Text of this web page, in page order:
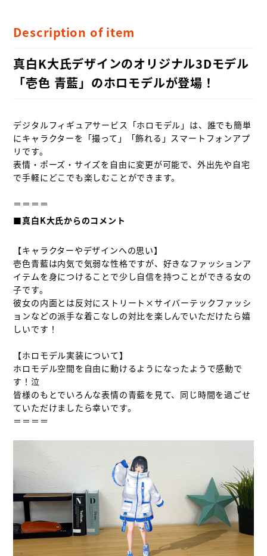
Description of item
真白K大氏デザインのオリジナル3Dモデル
「壱色 青藍」のホロモデルが登場！
デジタルフィギュアサービス「ホロモデル」は、誰でも簡単
にキャラクターを「撮って」「飾れる」スマートフォンアプ
リです。
表情・ポーズ・サイズを自由に変更が可能で、外出先や自宅
で手軽にどこでも楽しむことができます。
■真白K大氏からのコメント
【キャラクターやデザインへの思い】
壱色青藍は内気で気弱な性格ですが、好きなファッションア
イテムを身につけることで少し自信を持つことができる女の
子です。
彼女の内面とは反対にストリート×サイバーテックファッシ
ョンなどの派手な着こなしの対比を楽しんでいただけたら嬉
しいです！
【ホロモデル実装について】
ホロモデル空間を自由に動けるようになったようで感動で
す！泣
皆様のもとでいろんな表情の青藍を見て、同じ時間を過ごせ
ていただけましたら幸いです。
＝＝＝＝